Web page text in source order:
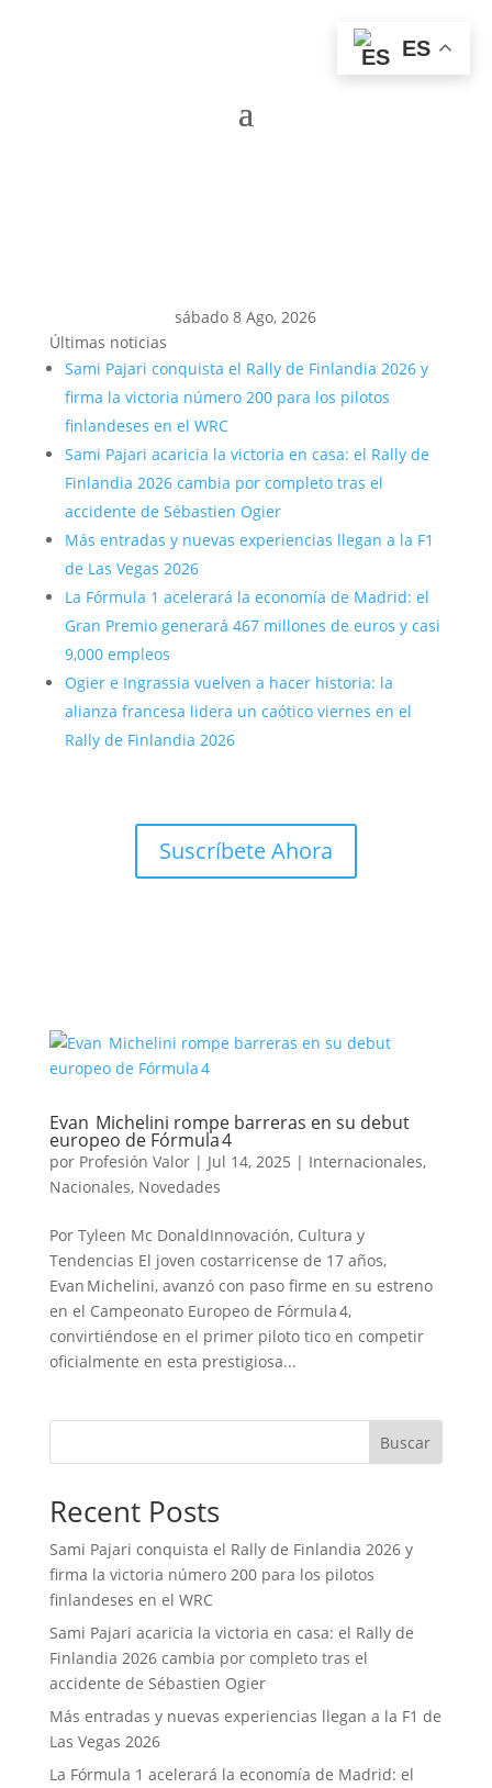
sábado 8 Ago, 2026
Últimas noticias
Sami Pajari conquista el Rally de Finlandia 2026 y
firma la victoria número 200 para los pilotos
finlandeses en el WRC
Sami Pajari acaricia la victoria en casa: el Rally de
Finlandia 2026 cambia por completo tras el
accidente de Sébastien Ogier
Más entradas y nuevas experiencias llegan a la F1
de Las Vegas 2026
La Fórmula 1 acelerará la economía de Madrid: el
Gran Premio generará 467 millones de euros y casi
9,000 empleos
Ogier e Ingrassia vuelven a hacer historia: la
alianza francesa lidera un caótico viernes en el
Rally de Finlandia 2026
Suscríbete Ahora
Evan Michelini rompe barreras en su debut
europeo de Fórmula 4
por Profesión Valor| Jul 14, 2025 | Internacionales,
Nacionales, Novedades
Por Tyleen Mc DonaldInnovación, Cultura y
Tendencias El joven costarricense de 17 años,
Evan Michelini, avanzó con paso firme en su estreno
en el Campeonato Europeo de Fórmula 4,
convirtiéndose en el primer piloto tico en competir
oficialmente en esta prestigiosa...
Buscar
Recent Posts
Sami Pajari conquista el Rally de Finlandia 2026 y
firma la victoria número 200 para los pilotos
finlandeses en el WRC
Sami Pajari acaricia la victoria en casa: el Rally de
Finlandia 2026 cambia por completo tras el
accidente de Sébastien Ogier
Más entradas y nuevas experiencias llegan a la F1 de
Las Vegas 2026
La Fórmula 1 acelerará la economía de Madrid: el
ES